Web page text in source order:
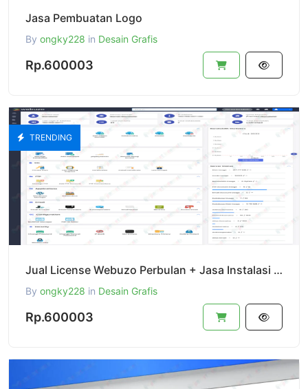
Jasa Pembuatan Logo
By ongky228 in Desain Grafis
Rp.600003
TRENDING
Jual License Webuzo Perbulan + Jasa Instalasi Webuzo Server Panel
By ongky228 in Desain Grafis
Rp.600003